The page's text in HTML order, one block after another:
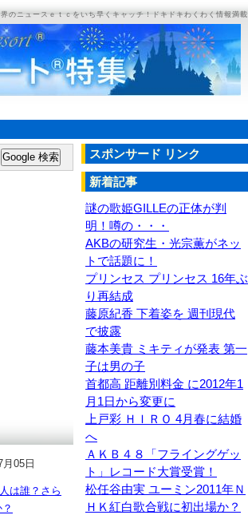
のニュースｅｔｃをいち早くキャッチ！ドキドキわくわく情報満載
05日
は誰？さら
スポンサード リンク
新着記事
謎の歌姫GILLEの正体が判
明！噂の・・・
AKBの研究生・光宗薫がネッ
トで話題に！
プリンセス プリンセス 16年ぶ
り再結成
藤原紀香 下着姿を 週刊現代
で披露
藤本美貴 ミキティが発表 第一
子は男の子
首都高 距離別料金 に2012年1
月1日から変更に
上戸彩 ＨＩＲＯ 4月春に結婚
へ
ＡＫＢ４８「フライングゲッ
ト」レコード大賞受賞！
松任谷由実 ユーミン2011年Ｎ
ＨＫ紅白歌合戦に初出場か？